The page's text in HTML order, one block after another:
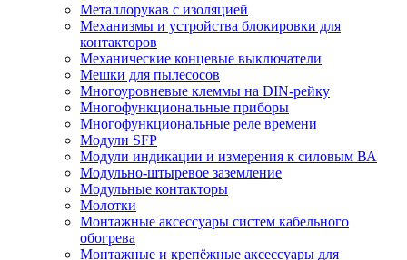
Металлорукав с изоляцией
Механизмы и устройства блокировки для
контакторов
Механические концевые выключатели
Мешки для пылесосов
Многоуровневые клеммы на DIN-рейку
Многофункциональные приборы
Многофункциональные реле времени
Модули SFP
Модули индикации и измерения к силовым ВА
Модульно-штыревое заземление
Модульные контакторы
Молотки
Монтажные аксессуары систем кабельного
обогрева
Монтажные и крепёжные аксессуары для